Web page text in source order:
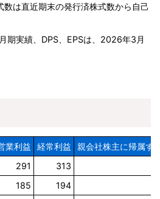
は直近期末の発行済株式数から自己
期実績、DPS、EPSは、2026年3月
業利益 経常利益
親会社株主に帰属す
291
313
185
194